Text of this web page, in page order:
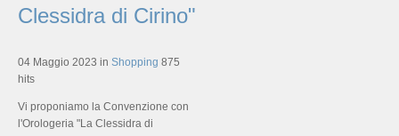
Clessidra di Cirino"
04 Maggio 2023 in Shopping 875
hits
Vi proponiamo la Convenzione con
l'Orologeria "La Clessidra di